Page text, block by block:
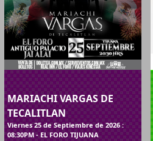
MARIACHI VARGAS DE
TECALITLAN
Viernes 25 de Septiembre de 2026 :
08:30PM - EL FORO TIJUANA